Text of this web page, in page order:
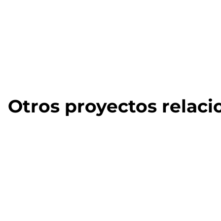
Otros proyectos